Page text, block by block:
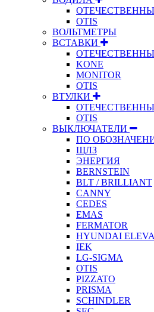
OTIS
ВОЛЬТМЕТРЫ
ВСТАВКИ
KONE
MONITOR
OTIS
ВТУЛКИ
OTIS
ВЫКЛЮЧАТЕЛИ
ПО
ЩЛЗ
ЭНЕРГИЯ
BERNSTEIN
BLT / BRILLIANT
CANNY
CEDES
EMAS
FERMATOR
HYUNDAI
IEK
LG-SIGMA
OTIS
PIZZATO
PRISMA
SCHINDLER